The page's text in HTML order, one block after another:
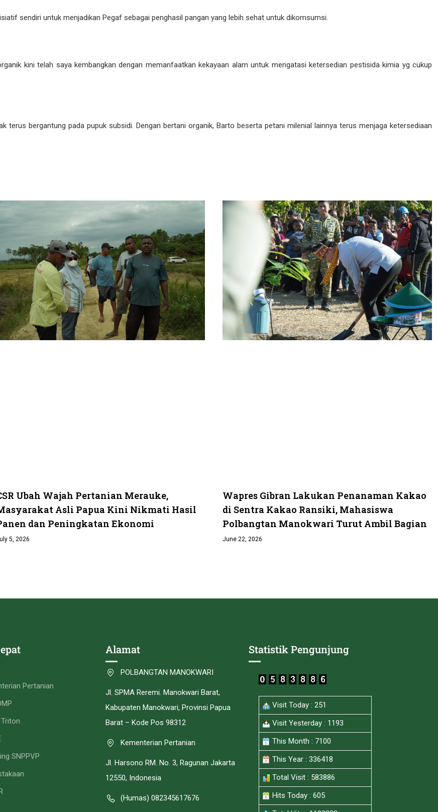
sendiri untuk menjadikan Pegaf sebagai penghasil pangan yang lebih sehat untuk dikomsumsi.
kini telah saya kembangkan dengan memanfaatkan kekayaan alam untuk mengatasi ketersedian pestisida kimia yg cukup
terus bergantung pada pupuk subsidi. Dengan bertani organik, Barto beserta petani milenial lainnya terus menjaga ketersediaan
Ubah Wajah Pertanian Merauke,
Asli Papua Kini Nikmati Hasil
dan Peningkatan Ekonomi
5, 2026
Wapres Gibran Lakukan Penanaman Kakao
di Sentra Kakao Ransiki, Mahasiswa
Polbangtan Manokwari Turut Ambil Bagian
June 22, 2026
Pertanian
SNPPVP
Alamat
POLBANGTAN MANOKWARI
Jl. SPMA Reremi. Manokwari Barat,
Kabupaten Manokwari, Provinsi Papua
Barat – Kode Pos 98312
Kementerian Pertanian
Jl. Harsono RM. No. 3, Ragunan Jakarta
12550, Indonesia
(Humas) 082345617676
Statistik Pengunjung
Visit Today : 251
Visit Yesterday : 1193
This Month : 7100
This Year : 336418
Total Visit : 583886
Hits Today : 605